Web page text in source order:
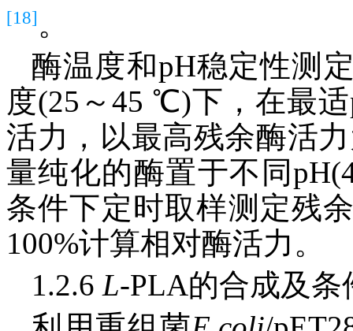
[18] 。
酶温度和pH稳定性测
度(25～45 ℃)下，在最
活力，以最高残余酶活
量纯化的酶置于不同
条件下定时取样测定残
100%计算相对酶活力。
1.2.6 L-PLA的合成及条